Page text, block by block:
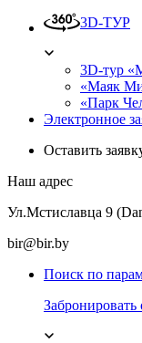
3D-ТУР
3D-тур
«Маяк
«Парк
Электронное
Оставить
Наш адрес
Ул.Мстиславца 9
bir@bir.by
Поиск по
Забронировать